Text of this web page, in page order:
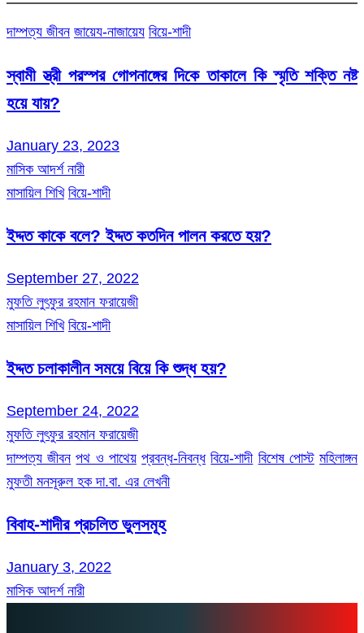
দাম্পত্য জীবন জায়েয-নাজায়েয বিয়ে-শাদী
স্বামী স্ত্রী পরস্পর গোপনাঙ্গের দিকে তাকালে কি স্মৃতি শক্তি নষ্ট
হয়ে যায়?
January 23, 2023
মাসিক আদর্শ নারী
মাসায়িল শিখি বিয়ে-শাদী
ইদ্দত কাকে বলে? ইদ্দত কতদিন পালন করতে হয়?
September 27, 2022
মুফতি লুৎফুর রহমান ফরায়েজী
মাসায়িল শিখি বিয়ে-শাদী
ইদ্দত চলাকালীন সময়ে বিয়ে কি শুদ্ধ হয়?
September 24, 2022
মুফতি লুৎফুর রহমান ফরায়েজী
দাম্পত্য জীবন পথ ও পাথেয় প্রবন্ধ-নিবন্ধ বিয়ে-শাদী বিশেষ পোস্ট মহিলাঙ্গন
মুফতী মনসূরুল হক দা.বা. এর লেখনী
বিবাহ-শাদীর প্রচলিত ভুলসমূহ
January 3, 2022
মাসিক আদর্শ নারী